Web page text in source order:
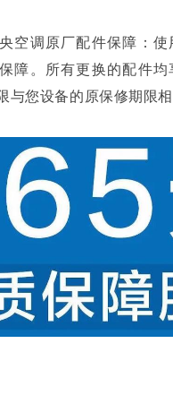
空调原厂配件保障：使
障。所有更换的配件均
与您设备的原保修期限